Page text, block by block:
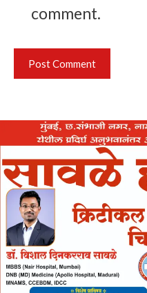
comment.